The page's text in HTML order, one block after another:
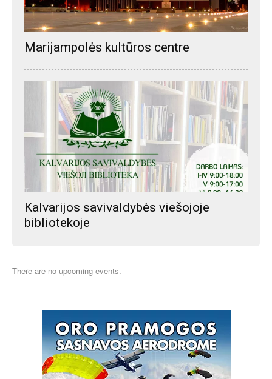
Marijampolės kultūros centre
Kalvarijos savivaldybės viešojoje
bibliotekoje
There are no upcoming events.